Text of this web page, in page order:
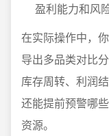
盈利能力和风
在实际操作中，
导出多品类对比
库存周转、利润
还能提前预警哪
资源。